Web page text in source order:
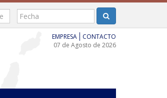
EMPRESA
CONTACTO
07 de Agosto de 2026